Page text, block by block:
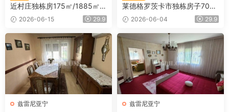
近村庄独栋房175㎡/1885㎡/5
万欧2026-06-15 29.9
莱德格罗茨卡市独栋房子700
㎡/51㎡/7.9万欧
2026-06-04 29.9
兹雷尼亚宁
兹雷尼亚宁